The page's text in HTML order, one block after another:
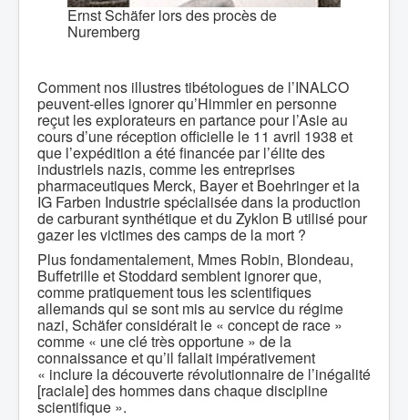
Ernst Schäfer lors des procès de
Nuremberg
Comment nos illustres tibétologues de l’INALCO
peuvent-elles ignorer qu’Himmler en personne
reçut les explorateurs en partance pour l’Asie au
cours d’une réception officielle le 11 avril 1938 et
que l’expédition a été financée par l’élite des
industriels nazis, comme les entreprises
pharmaceutiques Merck, Bayer et Boehringer et la
IG Farben Industrie spécialisée dans la production
de carburant synthétique et du Zyklon B utilisé pour
gazer les victimes des camps de la mort ?
Plus fondamentalement, Mmes Robin, Blondeau,
Buffetrille et Stoddard semblent ignorer que,
comme pratiquement tous les scientifiques
allemands qui se sont mis au service du régime
nazi, Schäfer considérait le « concept de race »
comme « une clé très opportune » de la
connaissance et qu’il fallait impérativement
« inclure la découverte révolutionnaire de l’inégalité
[raciale] des hommes dans chaque discipline
scientifique ».